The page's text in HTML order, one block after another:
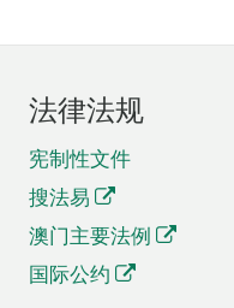
法律法规
宪制性文件
搜法易
澳门主要法例
国际公约